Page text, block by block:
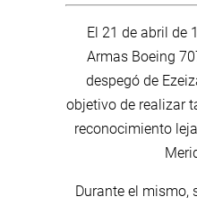
El 21 de abril de
Armas Boeing
despegó de
objetivo de realizar
reconocimiento
Durante el mismo,